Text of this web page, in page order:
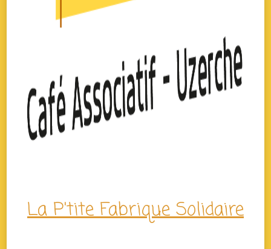
La P'tite Fabrique Solidaire